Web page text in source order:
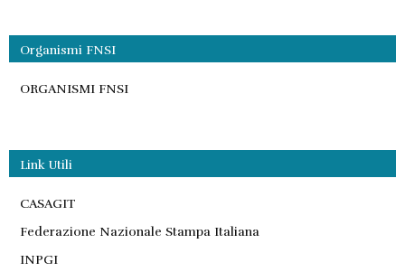
Organismi FNSI
ORGANISMI FNSI
Link Utili
CASAGIT
Federazione Nazionale Stampa Italiana
INPGI